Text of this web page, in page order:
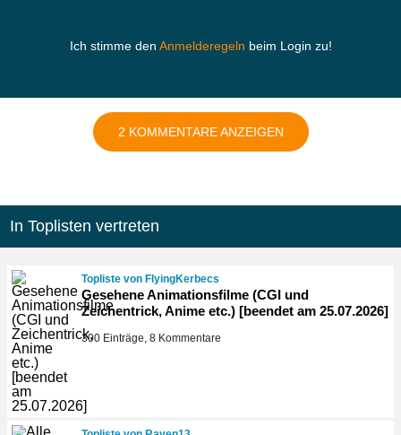
Ich stimme den Anmelderegeln beim Login zu!
2 KOMMENTARE ANZEIGEN
In Toplisten vertreten
Topliste von FlyingKerbecs
Gesehene Animationsfilme (CGI und
Zeichentrick, Anime etc.) [beendet am 25.07.2026]
300 Einträge, 8 Kommentare